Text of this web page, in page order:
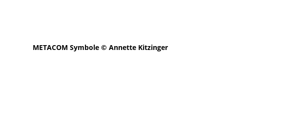
METACOM Symbole © Annette Kitzinger